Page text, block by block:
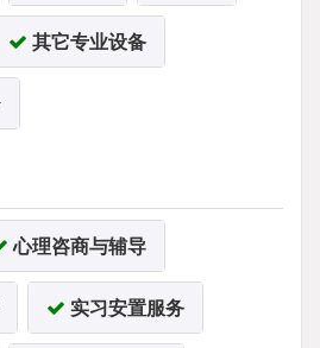
其它专业设备
心理咨商与辅导
实习安置服务